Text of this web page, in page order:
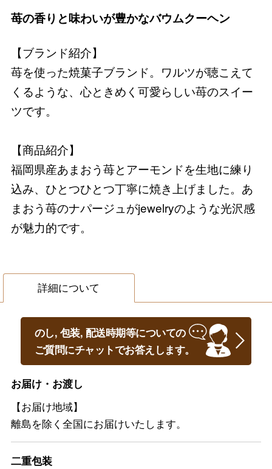
苺の香りと味わいが豊かなバウムクーヘン
【ブランド紹介】
苺を使った焼菓子ブランド。ワルツが聴こえて
くるような、心ときめく可愛らしい苺のスイー
ツです。
【商品紹介】
福岡県産あまおう苺とアーモンドを生地に練り
込み、ひとつひとつ丁寧に焼き上げました。あ
まおう苺のナパージュがjewelryのような光沢感
が魅力的です。
詳細について
のし, 包装, 配送時期等についての
ご質問にチャットでお答えします。
お届け・お渡し
【お届け地域】
離島を除く全国にお届けいたします。
二重包装